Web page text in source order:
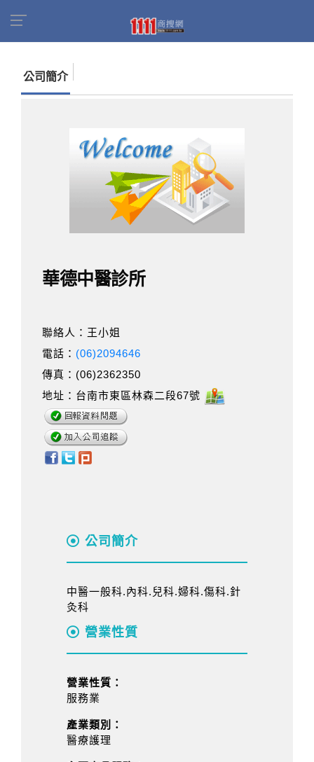
公司簡介
華德中醫診所
聯絡人：王小姐
電話： (06)2094646
傳真：(06)2362350
地址：台南市東區林森二段67號
公司簡介
中醫一般科.內科.兒科.婦科.傷科.針
灸科
營業性質
營業性質：
服務業
產業類別：
醫療護理